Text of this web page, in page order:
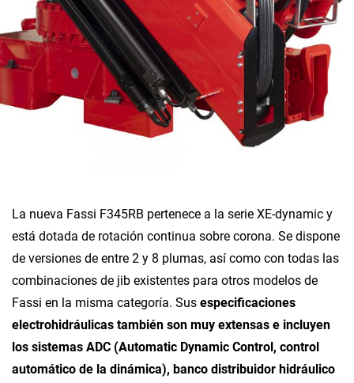
La nueva Fassi F345RB pertenece a la serie XE-dynamic y
está dotada de rotación continua sobre corona. Se dispone
de versiones de entre 2 y 8 plumas, así como con todas las
combinaciones de jib existentes para otros modelos de
Fassi en la misma categoría. Sus especificaciones
electrohidráulicas también son muy extensas e incluyen
los sistemas ADC (Automatic Dynamic Control, control
automático de la dinámica), banco distribuidor hidráulico